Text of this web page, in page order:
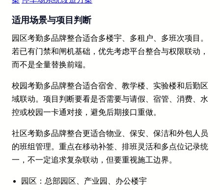
适用场景与项目判断
园区考勤多品牌整合适合多楼宇、多租户、多班次项目。
若已有门禁和闸机基础，优先考虑平台整合与权限联动，
而不是全量替换前端。
校园考勤多品牌整合适合宿舍、教学楼、实验楼和后勤区
域联动。项目判断要看是否需要与请假、宿管、消费、水
控或校园一卡通对接，避免后期接口重做。
社区考勤多品牌整合更适合物业、保安、保洁和外包人员
的班组管理。重点在移动补签、排班灵活和多点位记录统
一，不一定追求复杂联动，但要重视施工边界。
园区：总部园区、产业园、办公楼宇